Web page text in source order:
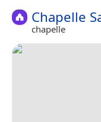
Chapelle
chapelle